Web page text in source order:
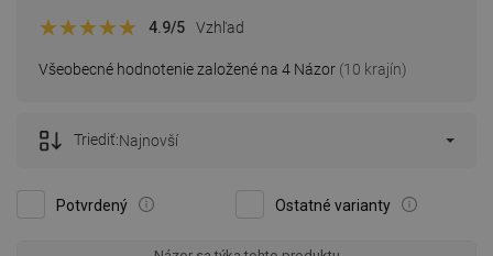
Všeobecné hodnotenie založené na 4 Názor (10 krajín)
4.9/5 Vzhľad
Potvrdený Ostatné varianty
Triediť:Najnovší